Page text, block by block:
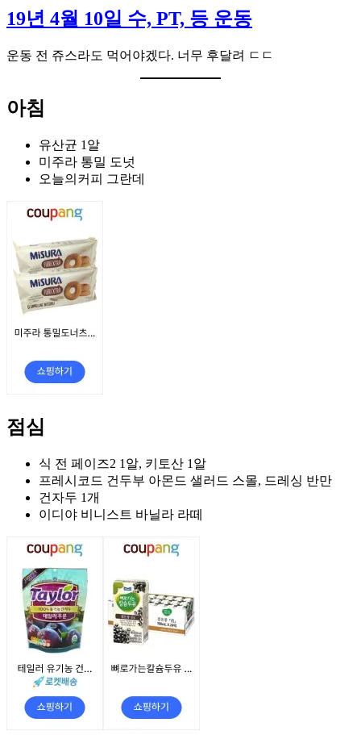
19년 4월 10일 수, PT, 등 운동
운동 전 쥬스라도 먹어야겠다. 너무 후달려 ㄷㄷ
아침
유산균 1알
미주라 통밀 도넛
오늘의커피 그란데
점심
식 전 페이즈2 1알, 키토산 1알
프레시코드 건두부 아몬드 샐러드 스몰, 드레싱 반만
건자두 1개
이디야 비니스트 바닐라 라떼